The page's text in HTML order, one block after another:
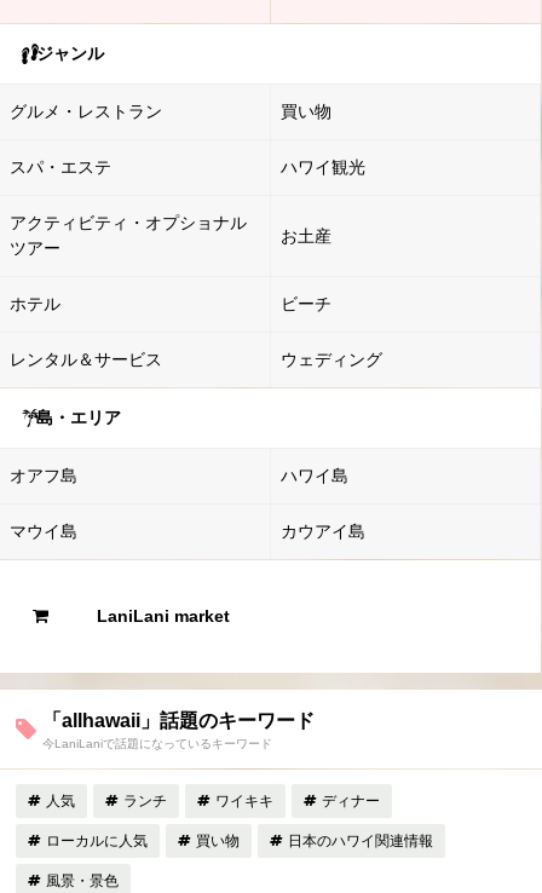
ジャンル
グルメ・レストラン 買い物
スパ・エステ ハワイ観光
アクティビティ・オプショナル
ツアー
お土産
ホテル ビーチ
レンタル＆サービス ウェディング
島・エリア
オアフ島 ハワイ島
マウイ島 カウアイ島
LaniLani market
「allhawaii」話題のキーワード
今LaniLaniで話題になっているキーワード
人気 ランチ ワイキキ ディナー
ローカルに人気 買い物 日本のハワイ関連情報
風景・景色